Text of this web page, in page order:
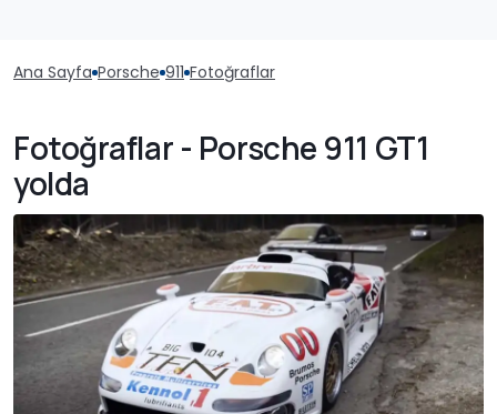
Ana Sayfa Porsche 911 Fotoğraflar
Fotoğraflar - Porsche 911 GT1
yolda